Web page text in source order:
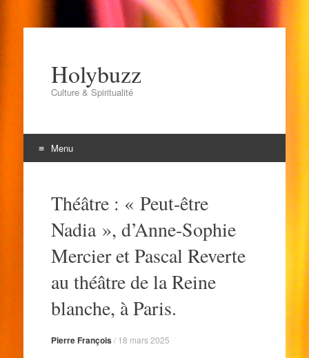
Holybuzz
Culture & Spiritualité
Menu
contenuThéâtre : « Peut-être
Nadia », d’Anne-Sophie
Mercier et Pascal Reverte
au théâtre de la Reine
blanche, à Paris.
Pierre François/ 18 mars 2025